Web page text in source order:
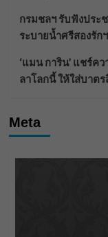
กรมชลฯ รับฟังประ
ระบายน้ำศรีสองรักฯ
‘แมน การิน’ แชร์ค
ลาโลกนี้ ให้ใส่บาต
Meta